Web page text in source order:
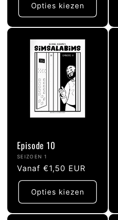
:
Opties kiezen
Episode 10
Verkoper:
SEIZOEN 1
Normale
prijs
Vanaf €1,50 EUR
Opties kiezen